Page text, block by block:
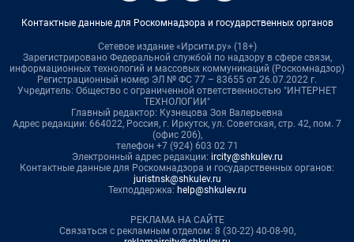
Контактные данные для Роскомнадзора и государственных органов
Сетевое издание «Ирсити.ру» (18+)
Зарегистрировано Федеральной службой по надзору в сфере связи,
информационных технологий и массовых коммуникаций (Роскомнадзор)
Регистрационный номер ЭЛ № ФС 77 – 83655 от 26.07.2022 г.
Учредитель: Общество с ограниченной ответственностью "ИНТЕРНЕТ
ТЕХНОЛОГИИ"
Главный редактор: Кузнецова Зоя Валерьевна
Адрес редакции: 664022, Россия, г. Иркутск, ул. Советская, стр. 42, пом. 7
(офис 206),
телефон +7 (924) 603 02 71
Электронный адрес редакции: ircity@shkulev.ru
Контактные данные для Роскомнадзора и государственных органов:
juristnsk@shkulev.ru
Техподдержка: help@shkulev.ru
РЕКЛАМА НА САЙТЕ
Связаться с рекламным отделом: 8 (30-22) 40-08-90,